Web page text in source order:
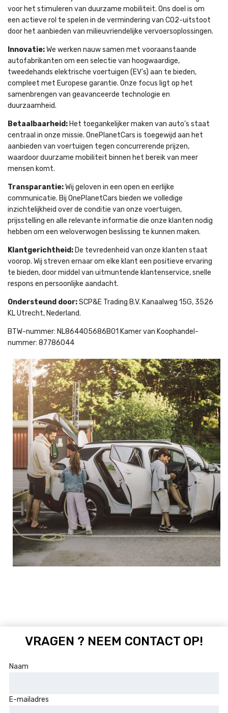
voor het stimuleren van duurzame mobiliteit. Ons doel is om
een actieve rol te spelen in de vermindering van CO2-uitstoot
door het aanbieden van milieuvriendelijke vervoersoplossingen.
Innovatie:We werken nauw samen met vooraanstaande
autofabrikanten om een selectie van hoogwaardige,
tweedehands elektrische voertuigen (EV’s) aan te bieden,
compleet met Europese garantie. Onze focus ligt op het
samenbrengen van geavanceerde technologie en
duurzaamheid.
Betaalbaarheid: Het toegankelijker maken van auto’s staat
centraal in onze missie. OnePlanetCars is toegewijd aan het
aanbieden van voertuigen tegen concurrerende prijzen,
waardoor duurzame mobiliteit binnen het bereik van meer
mensen komt.
Transparantie:Wij geloven in een open en eerlijke
communicatie. Bij OnePlanetCars bieden we volledige
inzichtelijkheid over de conditie van onze voertuigen,
prijsstelling en alle relevante informatie die onze klanten nodig
hebben om een weloverwogen beslissing te kunnen maken.
Klantgerichtheid: De tevredenheid van onze klanten staat
voorop. Wij streven ernaar om elke klant een positieve ervaring
te bieden, door middel van uitmuntende klantenservice, snelle
respons en persoonlijke aandacht.
Ondersteund door:SCP&E Trading B.V. Kanaalweg 15G, 3526
KL Utrecht, Nederland.
BTW-nummer: NL864405686B01 Kamer van Koophandel-
nummer: 87786044
VRAGEN ? NEEM CONTACT OP!
Naam
E-mailadres